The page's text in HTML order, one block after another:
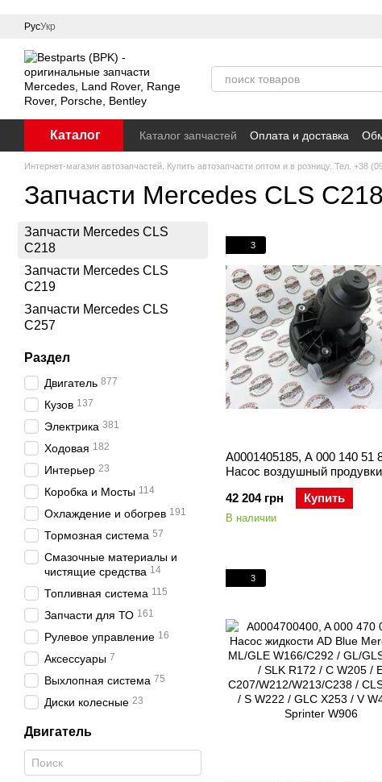
Перейти к основному контенту
РусУкр
Каталог Каталог запчастей Оплата и доставка
Интернет-магазин автозапчастей. Купить автозапчасти оптом и в розницу. Тел. +38
Запчасти Mercedes CLS C218
3
A0001405185, A 000 140 51
Насос воздушный продувки
катализатора Mercedes
M273 / ML W164 / GL X164 /
W204 / E W211/W212 / CL
42 204 грн Купить
В наличии
3
Запчасти Mercedes CLS
C218
Запчасти Mercedes CLS
C219
Запчасти Mercedes CLS
C257
Раздел
Двигатель 877
Кузов 137
Электрика 381
Ходовая 182
Интерьер 23
Коробка и Мосты 114
Охлаждение и обогрев 191
Тормозная система 57
Смазочные материалы и
чистящие средства 14
Топливная система 115
Запчасти для ТО 161
Рулевое управление 16
Аксессуары 7
Выхлопная система 75
Диски колесные 23
Двигатель